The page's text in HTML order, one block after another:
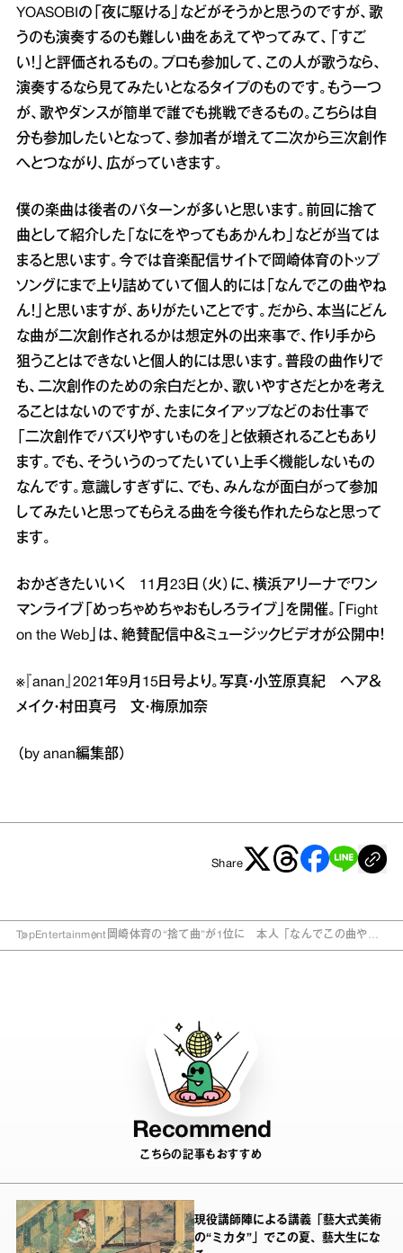
YOASOBIの「夜に駆ける」などがそうかと思うのですが、歌
うのも演奏するのも難しい曲をあえてやってみて、「すご
い！」と評価されるもの。プロも参加して、この人が歌うなら、
演奏するなら見てみたいとなるタイプのものです。もう一つ
が、歌やダンスが簡単で誰でも挑戦できるもの。こちらは自
分も参加したいとなって、参加者が増えて二次から三次創作
へとつながり、広がっていきます。
僕の楽曲は後者のパターンが多いと思います。前回に捨て
曲として紹介した「なにをやってもあかんわ」などが当ては
まると思います。今では音楽配信サイトで岡崎体育のトップ
ソングにまで上り詰めていて個人的には「なんでこの曲やね
ん！」と思いますが、ありがたいことです。だから、本当にどん
な曲が二次創作されるかは想定外の出来事で、作り手から
狙うことはできないと個人的には思います。普段の曲作りで
も、二次創作のための余白だとか、歌いやすさだとかを考え
ることはないのですが、たまにタイアップなどのお仕事で
「二次創作でバズりやすいものを」と依頼されることもあり
ます。でも、そういうのってたいてい上手く機能しないもの
なんです。意識しすぎずに、でも、みんなが面白がって参加
してみたいと思ってもらえる曲を今後も作れたらなと思って
ます。
おかざきたいいく 11月23日（火）に、横浜アリーナでワン
マンライブ「めっちゃめちゃおもしろライブ」を開催。「Fight
on the Web」は、絶賛配信中＆ミュージックビデオが公開中！
※『anan』2021年9月15日号より。写真・小笠原真紀 ヘア＆
メイク・村田真弓 文・梅原加奈
（by anan編集部）
Share
TopEntertainment 岡崎体育の“捨て曲”が1位に 本人「なんでこの曲やね
Recommend
こちらの記事もおすすめ
現役講師陣による講義「藝大式美術
の“ミカタ”」でこの夏、藝大生にな